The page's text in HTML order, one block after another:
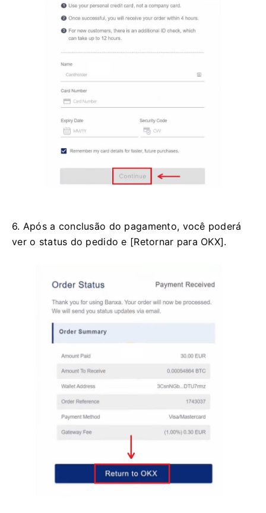
6. Após a conclusão do pagamento, você poderá
ver o status do pedido e [Retornar para OKX].